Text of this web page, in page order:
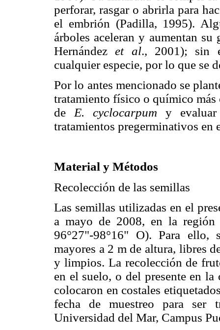
perforar, rasgar o abrirla para
el embrión (Padilla, 1995).
árboles aceleran y aumentan
Hernándezet al., 2001); sin
cualquier especie, por lo que se
Por lo antes mencionado se
tratamiento físico o químico
de E. cyclocarpum y
tratamientos pregerminativos
Material y Métodos
Recolección de las semillas
Las semillas utilizadas en el
a mayo de 2008, en la
96°27"-98°16" O). Para
mayores a 2 m de altura, libres
y limpios. La recolección de
en el suelo, o del presente en
colocaron en costales
fecha de muestreo para ser
Universidad del Mar, Campus